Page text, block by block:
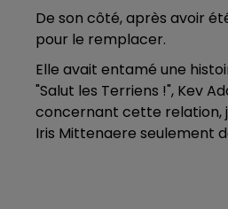
De son côté, après avoir
pour le remplacer.
Elle avait entamé une
"Salut les Terriens !", Kev
concernant cette relation,
Iris Mittenaere seulement